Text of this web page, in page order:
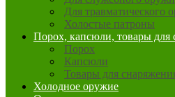
Для травматического
Холостые патроны
Порох, капсюли, товары для
Порох
Капсюли
Товары для
Холодное оружие